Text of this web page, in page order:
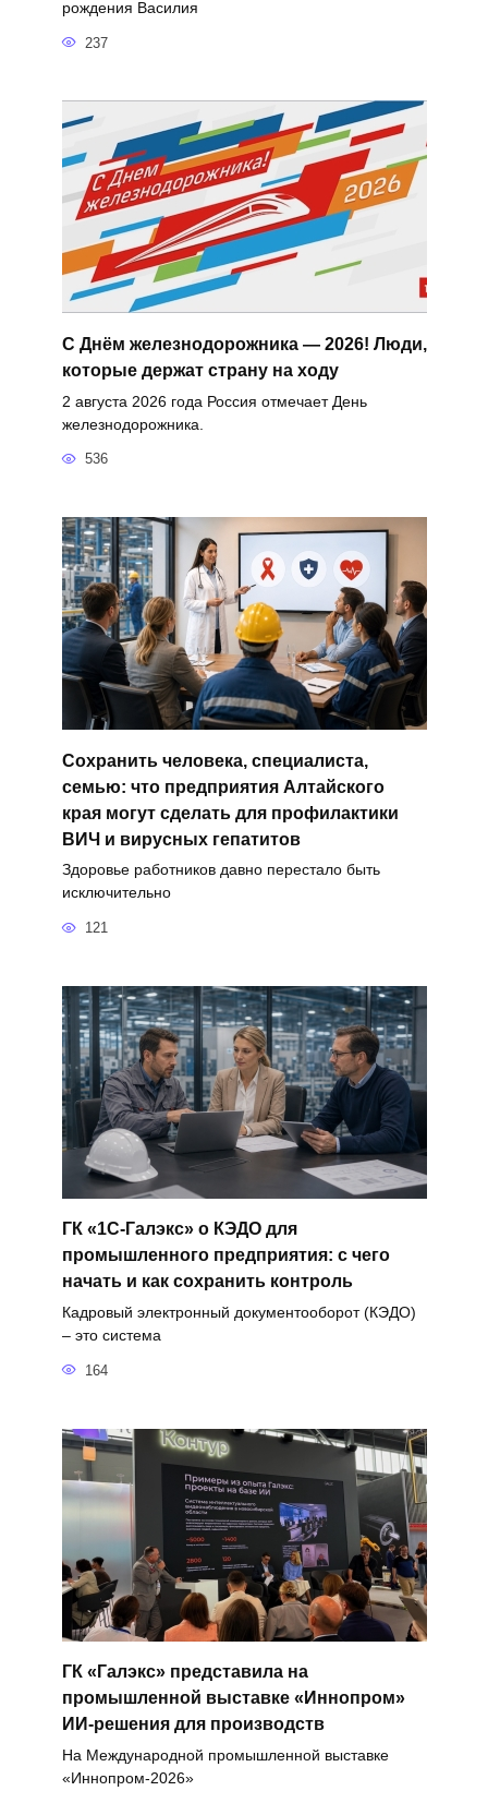
рождения Василия
237
С Днём железнодорожника — 2026! Люди,
которые держат страну на ходу
2 августа 2026 года Россия отмечает День
железнодорожника.
536
Сохранить человека, специалиста,
семью: что предприятия Алтайского
края могут сделать для профилактики
ВИЧ и вирусных гепатитов
Здоровье работников давно перестало быть
исключительно
121
ГК «1С-Галэкс» о КЭДО для
промышленного предприятия: с чего
начать и как сохранить контроль
Кадровый электронный документооборот (КЭДО)
– это система
164
ГК «Галэкс» представила на
промышленной выставке «Иннопром»
ИИ-решения для производств
На Международной промышленной выставке
«Иннопром-2026»